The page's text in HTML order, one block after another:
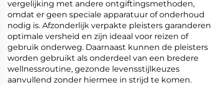
vergelijking met andere ontgiftingsmethoden,
omdat er geen speciale apparatuur of onderhoud
nodig is. Afzonderlijk verpakte pleisters garanderen
optimale versheid en zijn ideaal voor reizen of
gebruik onderweg. Daarnaast kunnen de pleisters
worden gebruikt als onderdeel van een bredere
wellnessroutine, gezonde levensstijlkeuzes
aanvullend zonder hiermee in strijd te komen.